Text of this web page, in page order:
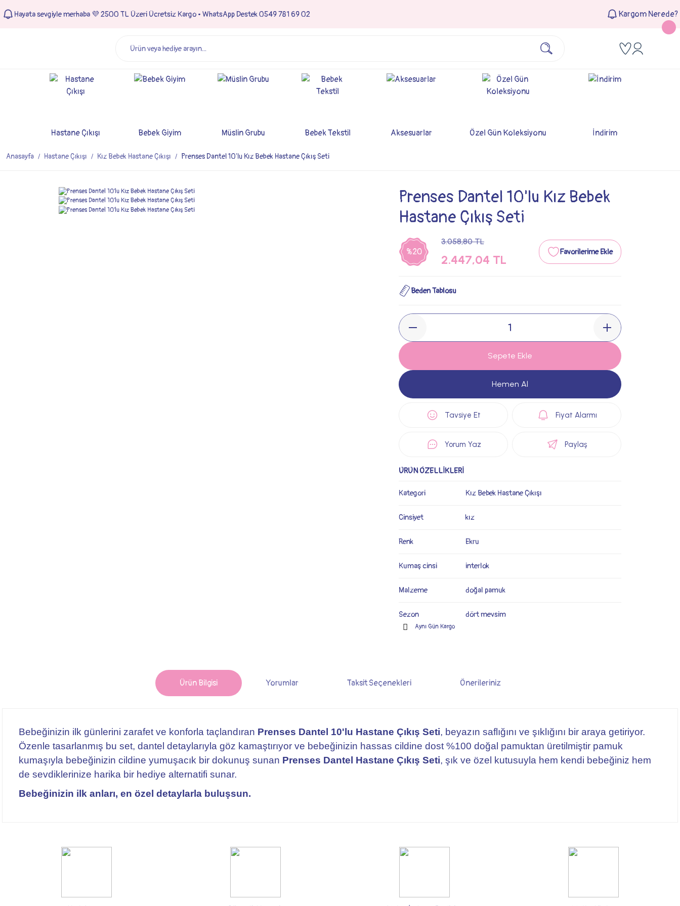
Hayata sevgiyle merhaba 💜 2500 TL Üzeri Ücretsiz Kargo • WhatsApp Destek 0549 781 69 02 Kargom Nerede?
Hastane Çıkışı Bebek Giyim Müslin Grubu Bebek Tekstil Aksesuarlar Özel Gün Koleksiyonu İndirim
Anasayfa Hastane Çıkışı Kız Bebek Hastane Çıkışı Prenses Dantel 10'lu Kız Bebek Hastane Çıkış Seti
Prenses Dantel 10'lu Kız Bebek
Hastane Çıkış Seti
%20
3.058,80 TL
2.447,04 TL
Beden Tablosu
Sepete Ekle
Hemen Al
Tavsiye Et Fiyat Alarmı
Yorum Yaz Paylaş
ÜRÜN ÖZELLİKLERİ
Kategori Kız Bebek Hastane Çıkışı
Cinsiyet kız
Renk Ekru
Kumaş cinsi interlok
Malzeme doğal pamuk
Sezon dört mevsim
Aynı Gün Kargo
Ürün Bilgisi Yorumlar Taksit Seçenekleri Önerileriniz
Bebeğinizin ilk günlerini zarafet ve konforla taçlandıran Prenses Dantel 10'lu Hastane Çıkış Seti, beyazın saflığını ve şıklığını bir araya getiriyor.
Özenle tasarlanmış bu set, dantel detaylarıyla göz kamaştırıyor ve bebeğinizin hassas cildine dost %100 doğal pamuktan üretilmiştir pamuk
kumaşıyla bebeğinizin cildine yumuşacık bir dokunuş sunan Prenses Dantel Hastane Çıkış Seti, şık ve özel kutusuyla hem kendi bebeğiniz hem
de sevdiklerinize harika bir hediye alternatifi sunar.
Bebeğinizin ilk anları, en özel detaylarla buluşsun.
10'lu Kız Bebek Hastane Çıkış Seti siparişim geldi, ürünler kaliteli, öneririm.
Görüş ve önerileriniz için teşekkür ederiz.